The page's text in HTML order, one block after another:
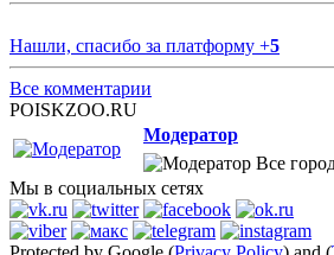
Нашли, спасибо за платформу +5
Все комментарии
POISKZOO.RU
Модератор
Все
Мы в социальных сетях